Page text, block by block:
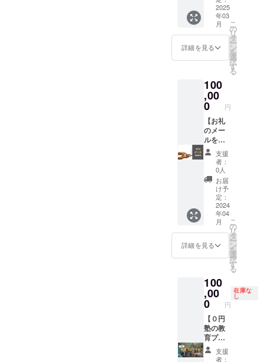
くださ
い。
トの位
置はお
選びい
ただけ
ませ
2024.4.
1~2025.
3.31ま
でとし
ます。
※ユニ
フォー
ムは差
し上げ
られま
せん。
の場
合、未
定と書
いてい
ただけ
れば結
構で
リター
ン条件
※大阪府
から日
帰りで
行ける
場所で
お願い
しま
す。 ※
私(村井)
の移動
にかか
る交通
費はご
負担く
ださ
い。 ※
原則8
時〜18
の時
間。 ※
私自身
と支援
者様双
方の安
全のた
め、公
共の場
を一緒
に考え
ましょ
う】
（企業
様向
け） 貴
や貴社
のこと
を子ど
もたち
と共に
考え、
学ぶプ
ログラ
ムを作
成しま
す。そ
の過程
は随時
SNSで
発信し
ていき
ます。
可能で
したら
貴社の
子供達
に話し
ていた
だける
機会な
ども設
けてい
ただけ
ると幸
2025
年03
月
詳細を見る
こ
の
リ
タ
ー
ン
を
選
択
す
る
100
,00
0 円
【お礼
のメー
ルを送
らせて
いただ
きま
す！】
「物は
いらな
いけれ
ど支援
した
い！」
という
優しさ
に溢れ
におす
すめで
す。
支援
者：
0人
お届
け予
定：
2024
年04
月
詳細を見る
こ
の
リ
タ
ー
ン
を
選
択
す
る
100
,00
0 円
在庫な
し
【０円
塾の教
育プロ
グラム
を一緒
支援
者：